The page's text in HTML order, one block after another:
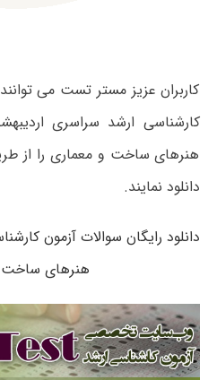
کاربران عزیز مستر تست می
هنرهای ساخت و معماری را از
دانلود نمایند.
هنرهای ساخت